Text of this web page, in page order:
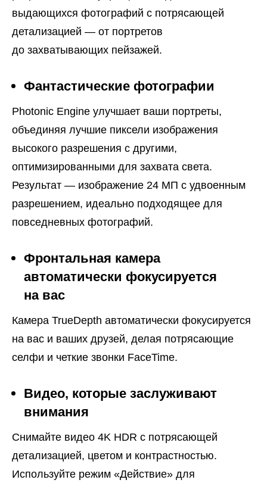
выдающихся фотографий с потрясающей
детализацией — от портретов
до захватывающих пейзажей.
Фантастические фотографии
Photonic Engine улучшает ваши портреты,
объединяя лучшие пиксели изображения
высокого разрешения с другими,
оптимизированными для захвата света.
Результат — изображение 24 МП с удвоенным
разрешением, идеально подходящее для
повседневных фотографий.
Фронтальная камера
автоматически фокусируется
на вас
Камера TrueDepth автоматически фокусируется
на вас и ваших друзей, делая потрясающие
селфи и четкие звонки FaceTime.
Видео, которые заслуживают
внимания
Снимайте видео 4K HDR с потрясающей
детализацией, цветом и контрастностью.
Используйте режим «Действие» для